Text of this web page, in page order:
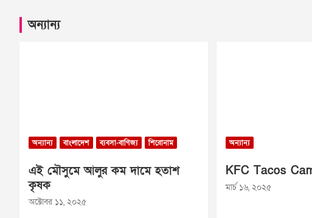
অন্যান্য
অন্যান্য বাংলাদেশ ব্যবসা-বাণিজ্য শিরোনাম
এই মৌসুমে আলুর কম দামে হতাশ
কৃষক
অক্টোবর ১১, ২০২৫
অন্যান্য
KFC Tacos
মার্চ ১৬, ২০২৫